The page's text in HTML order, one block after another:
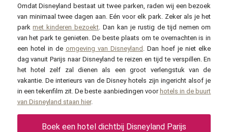
Omdat Disneyland bestaat uit twee parken, raden wij een bezoek
van minimaal twee dagen aan. Eén voor elk park. Zeker als je het
parkmet kinderen bezoekt . Dan kan je rustig de tijd nemen om
van het park te genieten. De beste plaats om te overnachten is in
een hotel in de omgeving van Disneyland
. Dan hoef je niet elke
dag vanuit Parijs naar Disneyland te reizen en tijd te verspillen. En
het hotel zelf zal dienen als een groot verlengstuk van de
vakantie. De interieurs van de Disney hotels zijn ingericht alsof je
in een tekenfilm zit. De beste aanbiedingen voor hotels in de buurt
van Disneyland staan hier.
Boek een hotel dichtbij Disneyland Parijs